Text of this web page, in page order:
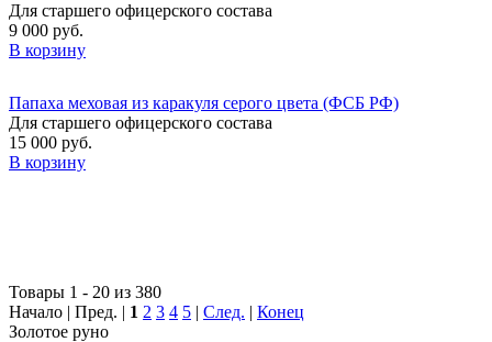
Для старшего офицерского состава
9 000 руб.
В корзину
Папаха меховая из каракуля серого цвета (ФСБ РФ)
Для старшего офицерского состава
15 000 руб.
В корзину
Товары 1 - 20 из 380
Начало | Пред. | 1 2 3 4 5 | След. | Конец
Золотое руно